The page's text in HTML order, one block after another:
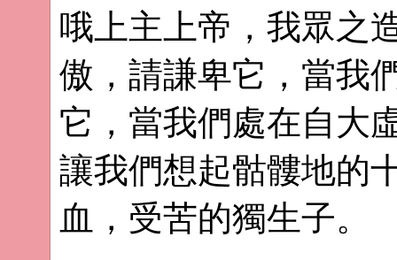
哦上主上帝，我眾之
傲，請謙卑它，當我
它，當我們處在自大
讓我們想起骷髏地的
血，受苦的獨生子。